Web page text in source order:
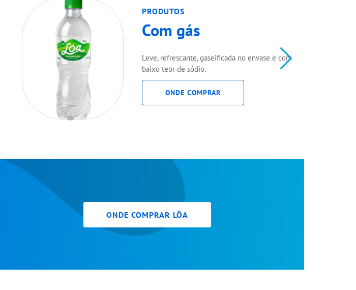
PRODUTOS
Com gás
Leve, refrescante, gaseificada no envase e com
baixo teor de sódio.
ONDE COMPRAR
ONDE COMPRAR LÔA